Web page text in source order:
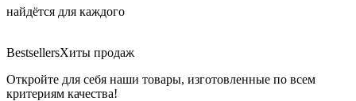
найдётся для каждого
BestsellersХиты продаж
Откройте для себя наши товары, изготовленные по всем
критериям качества!